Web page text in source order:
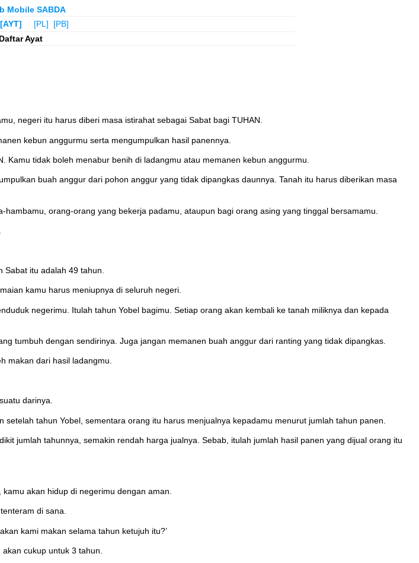
Mobile SABDA
[AYT] [PL]
[PB]
Daftar Ayat
negeri itu harus diberi masa istirahat sebagai Sabat bagi TUHAN.
kebun anggurmu serta mengumpulkan hasil panennya.
tidak boleh menabur benih di ladangmu atau memanen kebun anggurmu.
buah anggur dari pohon anggur yang tidak dipangkas daunnya. Tanah itu harus diberikan masa
orang-orang yang bekerja padamu, ataupun bagi orang asing yang tinggal bersamamu.
itu adalah 49 tahun.
kamu harus meniupnya di seluruh negeri.
negerimu. Itulah tahun Yobel bagimu. Setiap orang akan kembali ke tanah miliknya dan kepada
tumbuh dengan sendirinya. Juga jangan memanen buah anggur dari ranting yang tidak dipangkas.
makan dari hasil ladangmu.
darinya.
tahun Yobel, sementara orang itu harus menjualnya kepadamu menurut jumlah tahun panen.
jumlah tahunnya, semakin rendah harga jualnya. Sebab, itulah jumlah hasil panen yang dijual orang itu
akan hidup di negerimu dengan aman.
di sana.
kami makan selama tahun ketujuh itu?’
cukup untuk 3 tahun.